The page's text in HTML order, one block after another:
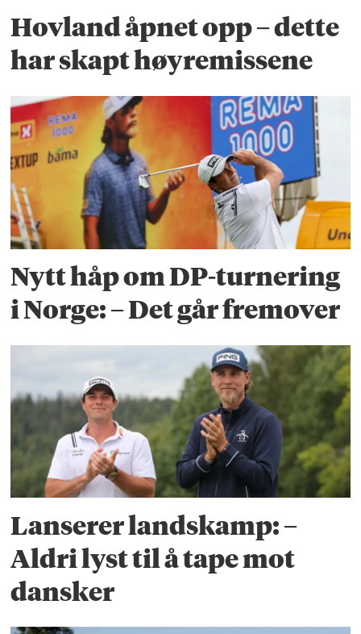
Hovland åpnet opp – dette
har skapt høyremissene
Nytt håp om DP-turnering
i Norge: – Det går fremover
Lanserer landskamp: –
Aldri lyst til å tape mot
dansker